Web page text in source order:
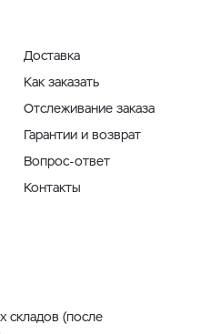
Доставка
Как заказать
Отслеживание заказа
Гарантии и возврат
Вопрос-ответ
Контакты
складов (после